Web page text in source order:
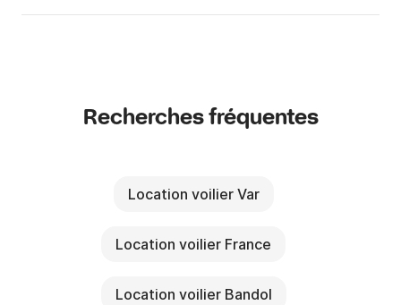
Recherches fréquentes
Location voilier Var
Location voilier France
Location voilier Bandol